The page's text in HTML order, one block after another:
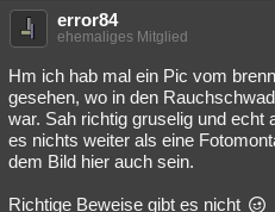
error84
ehemaliges Mitglied
Hm ich hab mal ein Pic vom
gesehen, wo in den
war. Sah richtig gruselig und echt
es nichts weiter als eine
dem Bild hier auch sein.
Richtige Beweise gibt es nicht